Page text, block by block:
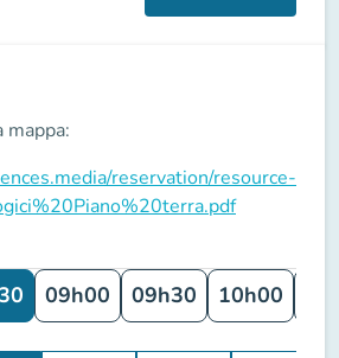
mappa:
reservation/resource-
09h00 09h30 10h00